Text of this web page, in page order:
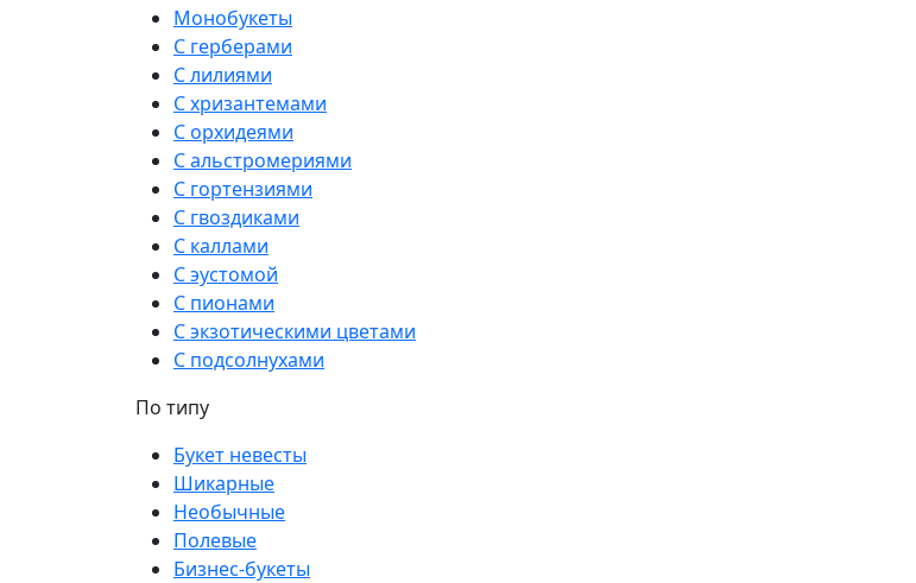
Монобукеты
С герберами
С лилиями
С хризантемами
С орхидеями
С альстромериями
С гортензиями
С гвоздиками
С каллами
С эустомой
С пионами
С экзотическими цветами
С подсолнухами
По типу
Букет невесты
Шикарные
Необычные
Полевые
Бизнес-букеты